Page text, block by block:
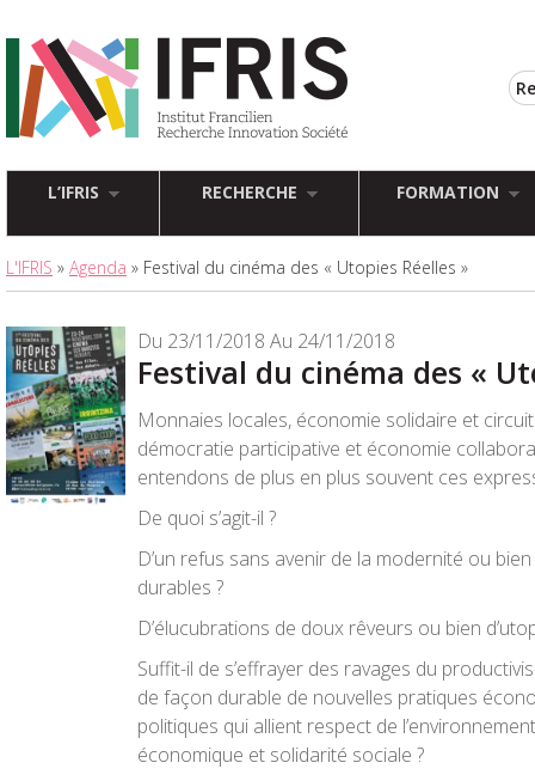
L’IFRIS RECHERCHE FORMATION
L'IFRIS » Agenda » Festival du cinéma des « Utopies Réelles »
Du 23/11/2018 Au 24/11/2018
Festival du cinéma des «
Monnaies locales, économie solidaire et
démocratie participative et économie
entendons de plus en plus souvent ces
De quoi s’agit-il ?
D’un refus sans avenir de la modernité ou
durables ?
D’élucubrations de doux rêveurs ou bien
Suffit-il de s’effrayer des ravages du
de façon durable de nouvelles pratiques
politiques qui allient respect de
économique et solidarité sociale ?